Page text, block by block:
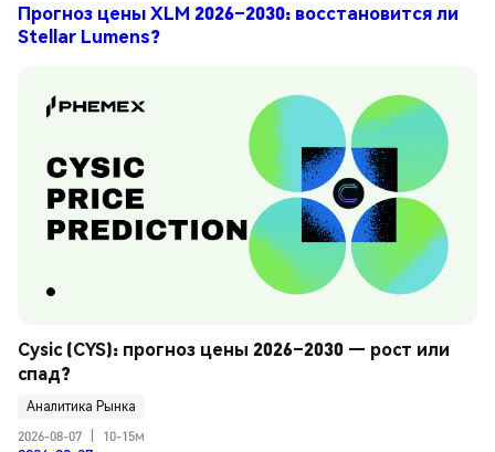
Прогноз цены XLM 2026–2030: восстановится ли
Stellar Lumens?
Cysic (CYS): прогноз цены 2026–2030 — рост или
спад?
Аналитика Рынка
2026-08-07
10-15м